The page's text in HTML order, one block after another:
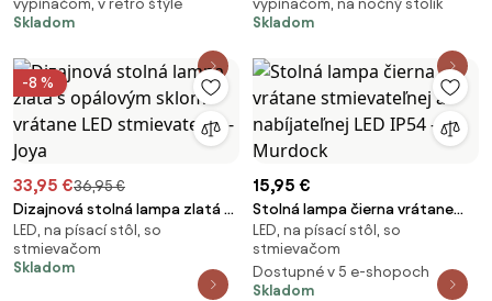
vypínačom, v retro štýle
Skladom
Umbrella
vypínačom, na nočný stolík
Skladom
-8 %
33,95 €36,95 €
Dizajnová stolná lampa zlatá s
opálovým sklom vrátane LED
stmievateľná - Joya
LED, na písací stôl, so
stmievačom
Skladom
15,95 €
Stolná lampa čierna vrátane
stmievateľnej a nabíjateľnej LED
IP54 - Murdock
LED, na písací stôl, so
stmievačom
Dostupné v 5 e-shopoch
Skladom